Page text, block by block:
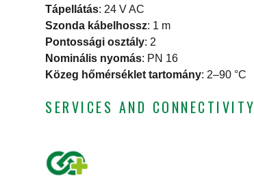
Tápellátás: 24 V AC
Szonda kábelhossz: 1 m
Pontossági osztály: 2
Nominális nyomás: PN 16
Közeg hőmérséklet tartomány: 2–90 °C
SERVICES AND CONNECTIVITY